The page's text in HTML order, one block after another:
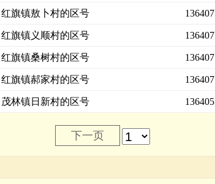
旗镇敖卜村的区号 136407
旗镇义顺村的区号 136407
旗镇桑树村的区号 136407
旗镇郝家村的区号 136407
林镇日新村的区号 136405
下一页